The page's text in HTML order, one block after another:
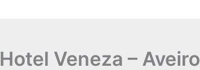
Hotel Veneza – Aveiro